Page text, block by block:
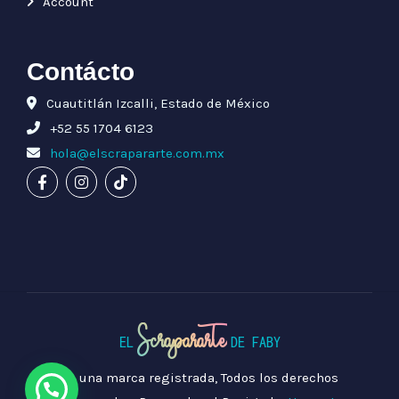
Contácto
Cuautitlán Izcalli, Estado de México
+52 55 1704 6123
hola@elscrapararte.com.mx
EL Scrapararte DE FABY
Es una marca registrada, Todos los derechos